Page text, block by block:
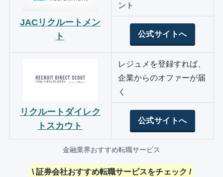
JACリクルートメン
ト
ント
公式サイトへ
リクルートダイレク
トスカウト
レジュメを登録すれば、
企業からのオファーが届
く
公式サイトへ
金融業界おすすめ転職サービス
\ 証券会社おすすめ転職サービスをチェック /